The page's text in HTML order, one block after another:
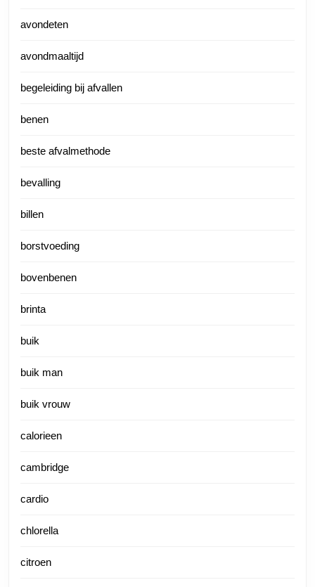
avondeten
avondmaaltijd
begeleiding bij afvallen
benen
beste afvalmethode
bevalling
billen
borstvoeding
bovenbenen
brinta
buik
buik man
buik vrouw
calorieen
cambridge
cardio
chlorella
citroen